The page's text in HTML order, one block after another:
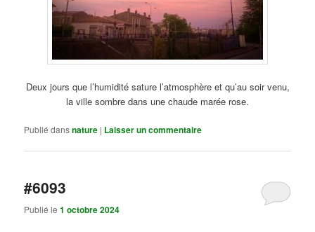
Deux jours que l’humidité sature l’atmosphère et qu’au soir venu,
la ville sombre dans une chaude marée rose.
Publié dansnature | Laisser un commentaire
#6093
Publié le1 octobre 2024